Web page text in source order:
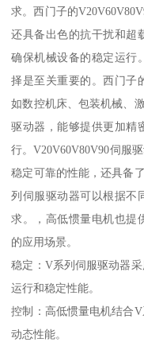
求。西门子的
还具备出色的抗干扰和超
确保机械设备的稳定运行
择是至关重要的。西门子
如数控机床、包装机械、
驱动器，能够提供更加精
行。V20V60V80V90伺服
稳定可靠的性能，还具备
列伺服驱动器可以根据不
求。，高低惯量电机也提
的应用场景。
稳定：V系列伺服驱动器
运行和稳定性能。
控制：高低惯量电机结合
动态性能。